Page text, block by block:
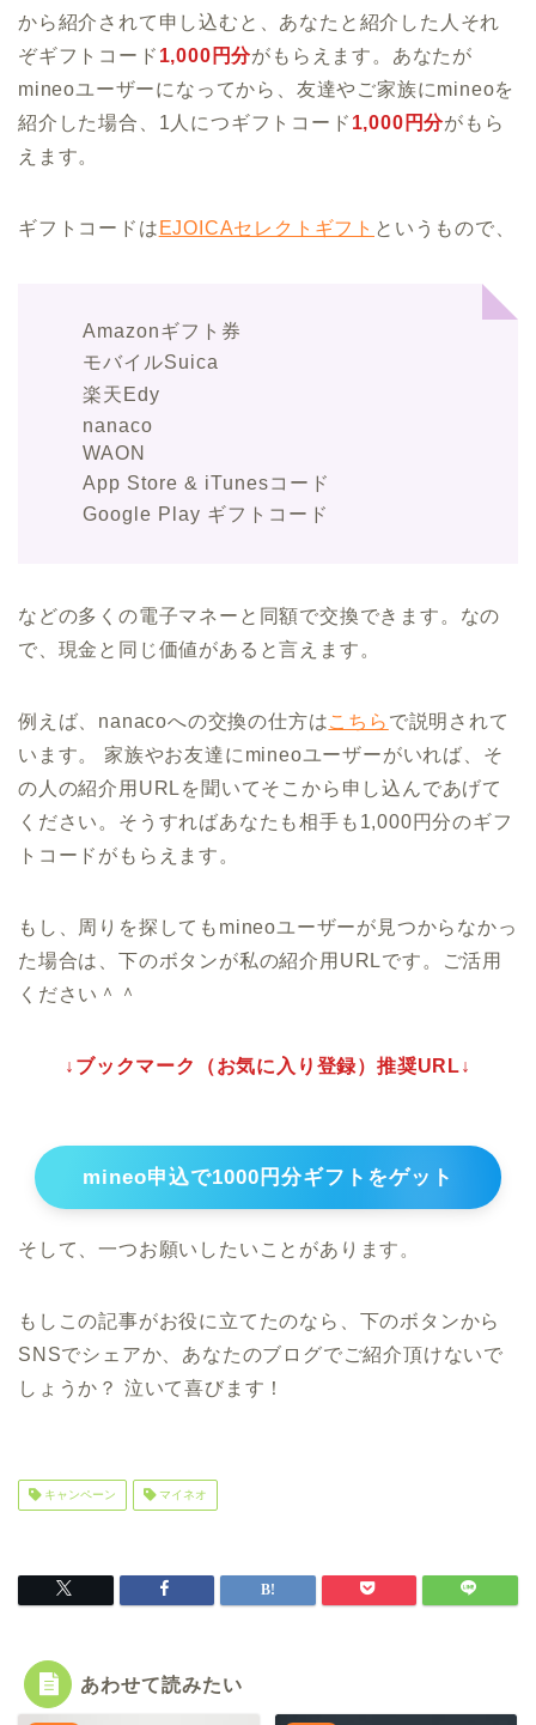
から紹介されて申し込むと、あなたと紹介した人それ
ぞギフトコード 1,000円分がもらえます。あなたが
mineoユーザーになってから、友達やご家族にmineoを
紹介した場合、1人につギフトコード 1,000円分がもら
えます。
ギフトコードは EJOICAセレクトギフト というもので、
Amazonギフト券
モバイルSuica
楽天Edy
nanaco
WAON
App Store & iTunesコード
Google Play ギフトコード
などの多くの電子マネーと同額で交換できます。なの
で、現金と同じ価値があると言えます。
例えば、nanacoへの交換の仕方はこちら で説明されて
います。 家族やお友達にmineoユーザーがいれば、そ
の人の紹介用URLを聞いてそこから申し込んであげて
ください。そうすればあなたも相手も1,000円分のギフ
トコードがもらえます。
もし、周りを探してもmineoユーザーが見つからなかっ
た場合は、下のボタンが私の紹介用URLです。ご活用
ください＾＾
↓ブックマーク（お気に入り登録）推奨URL↓
mineo申込で1000円分ギフトをゲット
そして、一つお願いしたいことがあります。
もしこの記事がお役に立てたのなら、下のボタンから
SNSでシェアか、あなたのブログでご紹介頂けないで
しょうか？ 泣いて喜びます！
キャンペーン マイネオ
あわせて読みたい